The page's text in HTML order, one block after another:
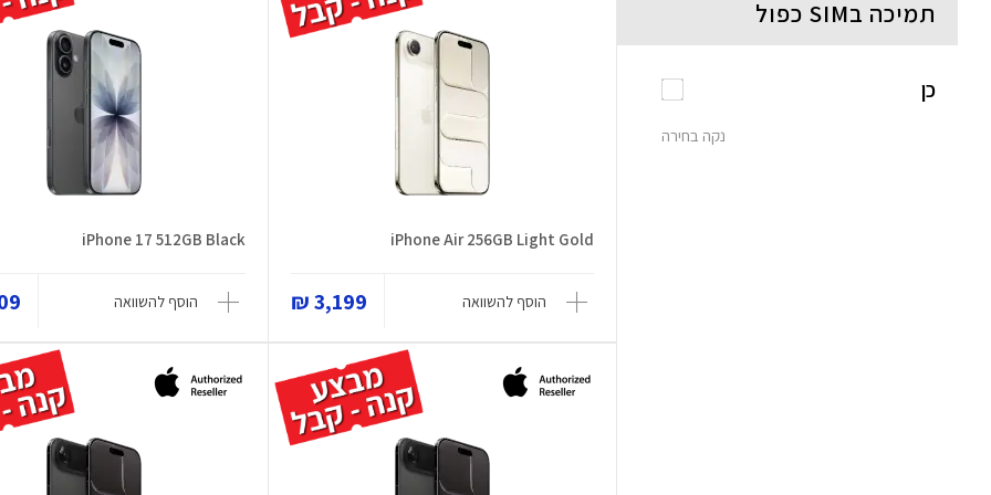
iPhone Air 256GB Light Gold
הוסף להשוואה 3,199 ₪
iPhone 17 512GB Black
הוסף להשוואה ₪
תמיכה בSIM כפול
כן
נקה בחירה